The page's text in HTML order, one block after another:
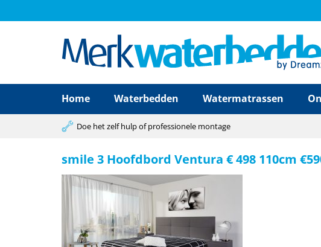
Home Waterbedden Watermatrassen
Doe het zelf hulp of professionele montage
smile 3 Hoofdbord Ventura € 498 110cm